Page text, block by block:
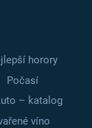
horory
Počasí
– katalog
víno